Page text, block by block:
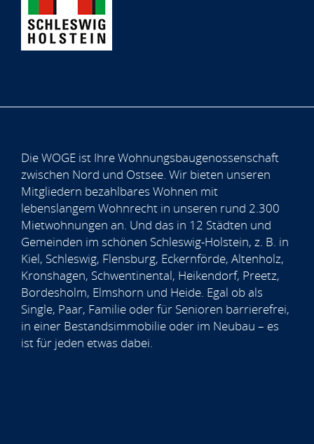
Die WOGE ist Ihre Wohnungsbaugenossenschaft
zwischen Nord und Ostsee. Wir bieten unseren
Mitgliedern bezahlbares Wohnen mit
lebenslangem Wohnrecht in unseren rund 2.300
Mietwohnungen an. Und das in 12 Städten und
Gemeinden im schönen Schleswig-Holstein, z. B. in
Kiel, Schleswig, Flensburg, Eckernförde, Altenholz,
Kronshagen, Schwentinental, Heikendorf, Preetz,
Bordesholm, Elmshorn und Heide. Egal ob als
Single, Paar, Familie oder für Senioren barrierefrei,
in einer Bestandsimmobilie oder im Neubau – es
ist für jeden etwas dabei.